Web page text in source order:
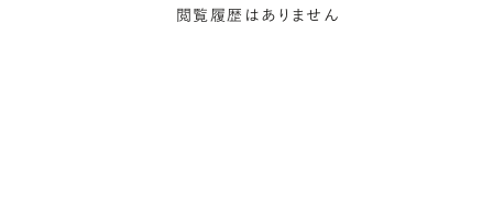
閲覧履歴はありません